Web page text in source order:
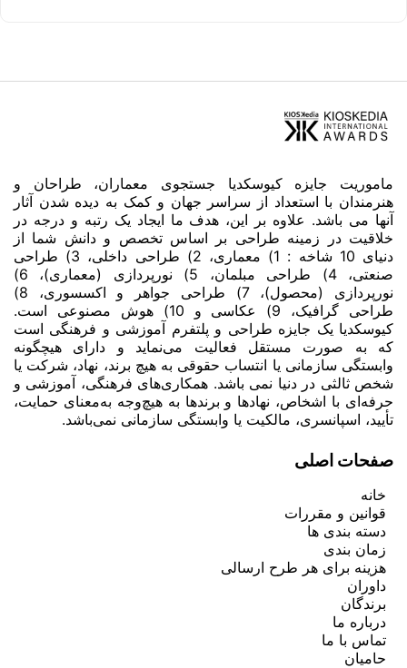
ماموریت جایزه کیوسکدیا جستجوی معماران، طراحان و
هنرمندان با استعداد از سراسر جهان و کمک به دیده شدن آثار
آنها می باشد. علاوه بر این، هدف ما ایجاد یک رتبه و درجه در
خلاقیت در زمینه طراحی بر اساس تخصص و دانش شما از
دنیای 10 شاخه : 1) معماری، 2) طراحی داخلی، 3) طراحی
صنعتی، 4) طراحی مبلمان، 5) نورپردازی (معماری)، 6)
نورپردازی (محصول)، 7) طراحی جواهر و اکسسوری، 8)
طراحی گرافیک، 9) عکاسی و 10) هوش مصنوعی است.
کیوسکدیا یک جایزه طراحی و پلتفرم آموزشی و فرهنگی است
که به صورت مستقل فعالیت می‌نماید و دارای هیچگونه
وابستگی سازمانی یا انتساب حقوقی به هیچ برند، نهاد، شرکت یا
شخص ثالثی در دنیا نمی باشد. همکاری‌های فرهنگی، آموزشی و
حرفه‌ای با اشخاص، نهادها و برندها به هیچ‌وجه به‌معنای حمایت،
تأیید، اسپانسری، مالکیت یا وابستگی سازمانی نمی‌باشد.
صفحات اصلی
خانه
قوانین و مقررات
دسته بندی ها
زمان بندی
هزینه برای هر طرح ارسالی
داوران
برندگان
درباره ما
تماس با ما
حامیان